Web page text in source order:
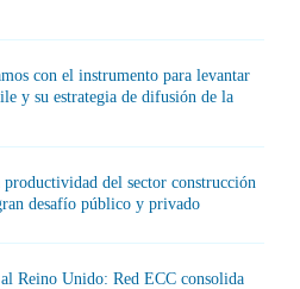
con el instrumento para levantar
y su estrategia de difusión de la
del sector construcción
desafío público y privado
Reino Unido: Red ECC consolida